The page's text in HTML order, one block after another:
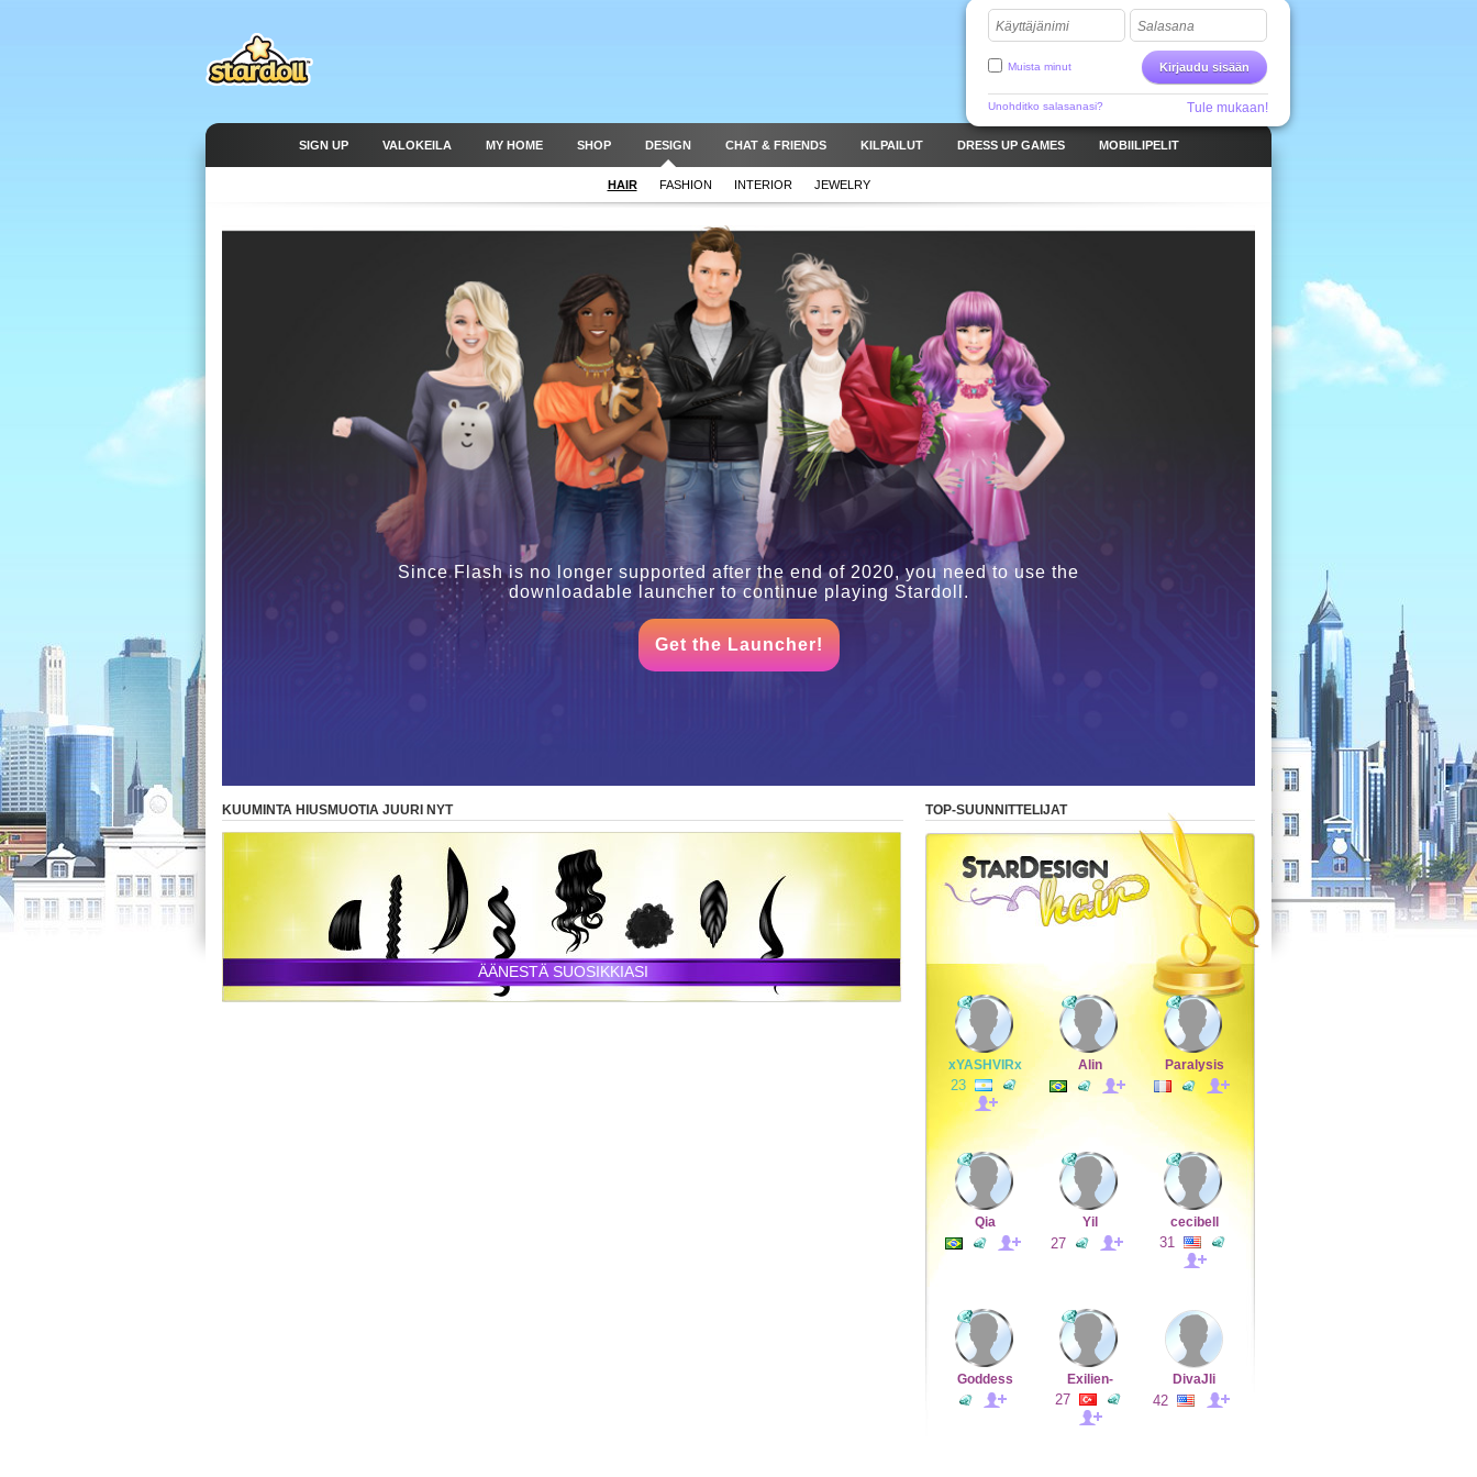
Käyttäjänimi Salasana
Kirjaudu sisään
Muista minut
Unohditko salasanasi? Tule mukaan!
SIGN UP VALOKEILA MY HOME SHOP DESIGN CHAT & FRIENDS KILPAILUT DRESS UP GAMES MOBIILIPELIT
HAIR FASHION INTERIOR JEWELRY
Since Flash is no longer supported after the end of 2020, you need to use the
downloadable launcher to continue playing Stardoll.
Get the Launcher!
KUUMINTA HIUSMUOTIA JUURI NYT
ÄÄNESTÄ SUOSIKKIASI
TOP-SUUNNITTELIJAT
xYASHVIRx
23
Alin Paralysis
Qia Yil
27
cecibell
31
Goddess Exilien-
27
DivaJli
42